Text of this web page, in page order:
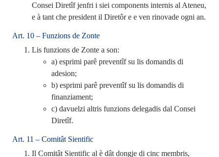
Consei Diretîf jenfri i siei components internis al Ateneu,
e à tant che president il Diretôr e e ven rinovade ogni an.
Art. 10 – Funzions de Zonte
Lis funzions de Zonte a son:
a) esprimi parê preventîf su lis domandis di
adesion;
b) esprimi parê preventîf su lis domandis di
finanziament;
c) davuelzi altris funzions delegadis dal Consei
Diretîf.
Art. 11 – Comitât Sientific
Il Comitât Sientific al è dât dongje di cinc membris,